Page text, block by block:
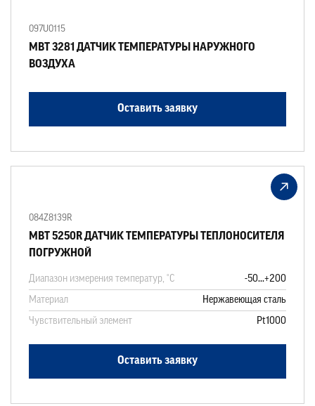
097U0115
MBT 3281 ДАТЧИК ТЕМПЕРАТУРЫ НАРУЖНОГО
ВОЗДУХА
Оставить заявку
084Z8139R
MBT 5250R ДАТЧИК ТЕМПЕРАТУРЫ ТЕПЛОНОСИТЕЛЯ
ПОГРУЖНОЙ
Диапазон измерения температур, °C
-50...+200
Материал
Нержавеющая сталь
Чувствительный элемент
Pt1000
Оставить заявку